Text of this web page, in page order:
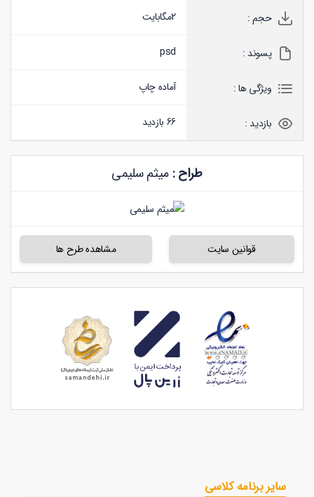
حجم : 2مگابایت
پسوند : psd
ویژگی ها : آماده چاپ
بازدید : 66 بازدید
طراح :میثم سلیمی
قوانین سایت مشاهده طرح ها
سایر برنامه کلاسی